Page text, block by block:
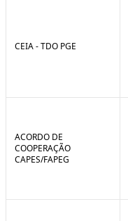
CEIA - TDO PGE
ACORDO DE
COOPERAÇÃO
CAPES/FAPEG